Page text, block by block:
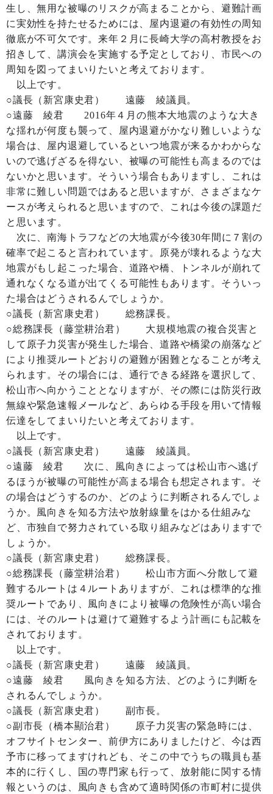
生し、無用な被曝のリスクが高まることから、避難計画
に実効性を持たせるためには、屋内退避の有効性の周知
徹底が不可欠です。来年２月に長崎大学の高村教授をお
招きして、講演会を実施する予定としており、市民への
周知を図ってまいりたいと考えております。
以上です。
○議長（新宮康史君） 遠藤 綾議員。
○遠藤 綾君 2016年４月の熊本大地震のような大き
な揺れが何度も襲って、屋内退避がかなり難しいような
場合は、屋内退避しているといつ地震が来るかわからな
いので逃げざるを得ない、被曝の可能性も高まるのでは
ないかと思います。そういう場合もありますし、これは
非常に難しい問題ではあると思いますが、さまざまなケ
ースが考えられると思いますので、これは今後の課題だ
と思います。
次に、南海トラフなどの大地震が今後30年間に７割の
確率で起こると言われています。原発が壊れるような大
地震がもし起こった場合、道路や橋、トンネルが崩れて
通れなくなる道が出てくる可能性もあります。そういっ
た場合はどうされるんでしょうか。
○議長（新宮康史君） 総務課長。
○総務課長（藤堂耕治君） 大規模地震の複合災害と
して原子力災害が発生した場合、道路や橋梁の崩落など
により推奨ルートどおりの避難が困難となることが考え
られます。その場合には、通行できる経路を選択して、
松山市へ向かうこととなりますが、その際には防災行政
無線や緊急速報メールなど、あらゆる手段を用いて情報
伝達をしてまいりたいと考えております。
以上です。
○議長（新宮康史君） 遠藤 綾議員。
○遠藤 綾君 次に、風向きによっては松山市へ逃げ
るほうが被曝の可能性が高まる場合も想定されます。そ
の場合はどうするのか、どのように判断されるんでしょ
うか。風向きを知る方法や放射線量をはかる仕組みな
ど、市独自で努力されている取り組みなどはありますで
しょうか。
○議長（新宮康史君） 総務課長。
○総務課長（藤堂耕治君） 松山市方面へ分散して避
難するルートは４ルートありますが、これは標準的な推
奨ルートであり、風向きにより被曝の危険性が高い場合
には、そのルートは避けて避難するよう計画にも記載を
されております。
以上です。
○議長（新宮康史君） 遠藤 綾議員。
○遠藤 綾君 風向きを知る方法、どのように判断を
されるんでしょうか。
○議長（新宮康史君） 副市長。
○副市長（橋本顯治君） 原子力災害の緊急時には、
オフサイトセンター、前伊方にありましたけど、今は西
予市に移ってますけれども、そこの中でうちの職員も基
本的に行くし、国の専門家も行って、放射能に関する情
報というのは、風向きも含めて適時関係の市町村に提供